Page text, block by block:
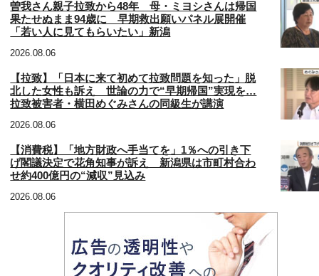
曽我さん親子拉致から48年 母・ミヨシさんは帰国
果たせぬまま94歳に 早期救出願いパネル展開催
「若い人に見てもらいたい」新潟
2026.08.06
【拉致】「日本に来て初めて拉致問題を知った」脱
北した女性も訴え 世論の力で“早期帰国”実現を…
拉致被害者・横田めぐみさんの同級生が講演
2026.08.06
【消費税】「地方財政へ手当てを」1％への引き下
げ閣議決定で花角知事が訴え 新潟県は市町村合わ
せ約400億円の“減収”見込み
2026.08.06